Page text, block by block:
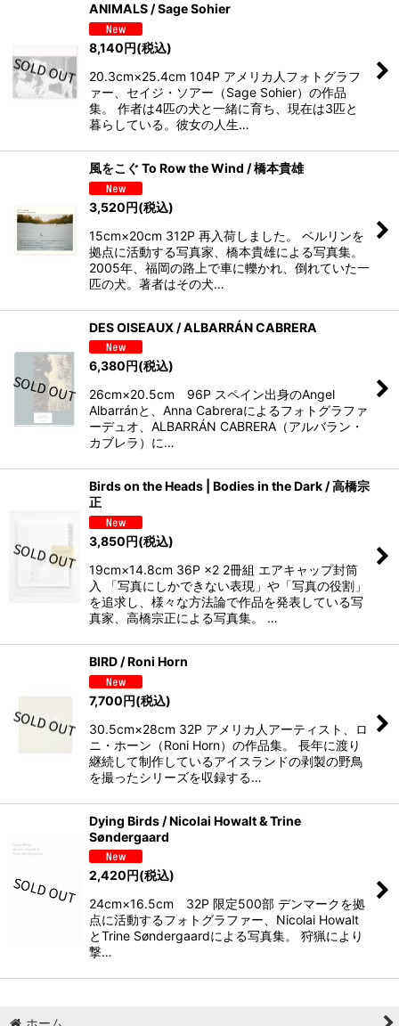
ANIMALS / Sage Sohier
8,140円(税込)
20.3cm×25.4cm 104P アメリカ人フォトグラフ
ァー、セイジ・ソアー（Sage Sohier）の作品
集。 作者は4匹の犬と一緒に育ち、現在は3匹と
暮らしている。彼女の人生…
風をこぐ To Row the Wind / 橋本貴雄
3,520円(税込)
15cm×20cm 312P 再入荷しました。 ベルリンを
拠点に活動する写真家、橋本貴雄による写真集。
2005年、福岡の路上で車に轢かれ、倒れていた一
匹の犬。著者はその犬…
DES OISEAUX / ALBARRÁN CABRERA
6,380円(税込)
26cm×20.5cm 96P スペイン出身のAngel
Albarránと、Anna Cabreraによるフォトグラファ
ーデュオ、ALBARRÁN CABRERA（アルバラン・
カブレラ）に…
Birds on the Heads | Bodies in the Dark / 高橋宗
正
3,850円(税込)
19cm×14.8cm 36P ×2 2冊組 エアキャップ封筒
入 「写真にしかできない表現」や「写真の役割」
を追求し、様々な方法論で作品を発表している写
真家、高橋宗正による写真集。 …
BIRD / Roni Horn
7,700円(税込)
30.5cm×28cm 32P アメリカ人アーティスト、ロ
ニ・ホーン（Roni Horn）の作品集。 長年に渡り
継続して制作しているアイスランドの剥製の野鳥
を撮ったシリーズを収録する…
Dying Birds / Nicolai Howalt & Trine
Søndergaard
2,420円(税込)
24cm×16.5cm 32P 限定500部 デンマークを拠
点に活動するフォトグラファー、Nicolai Howalt
とTrine Søndergaardによる写真集。 狩猟により
撃…